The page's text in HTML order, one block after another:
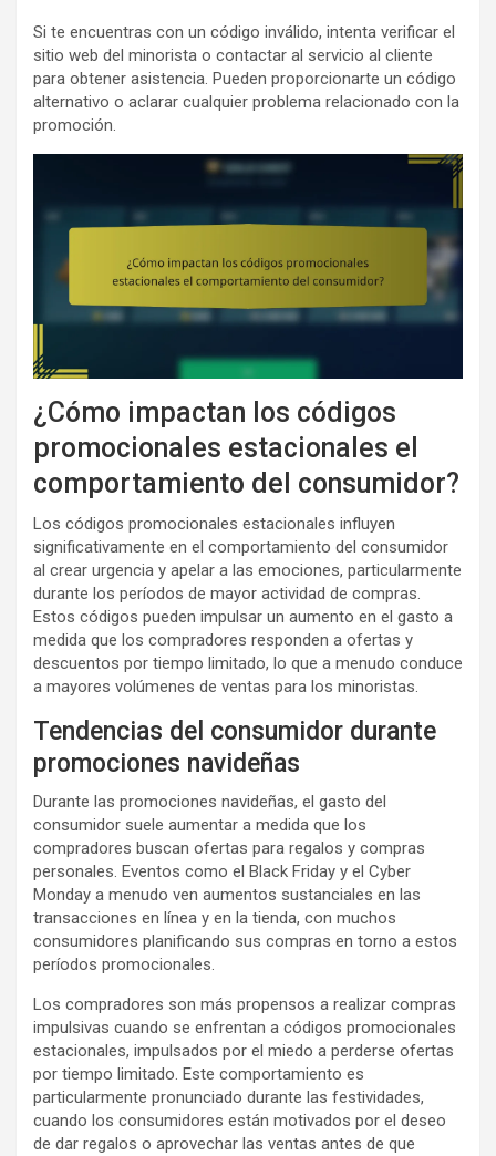
Si te encuentras con un código inválido, intenta verificar el
sitio web del minorista o contactar al servicio al cliente
para obtener asistencia. Pueden proporcionarte un código
alternativo o aclarar cualquier problema relacionado con la
promoción.
¿Cómo impactan los códigos
promocionales estacionales el
comportamiento del consumidor?
Los códigos promocionales estacionales influyen
significativamente en el comportamiento del consumidor
al crear urgencia y apelar a las emociones, particularmente
durante los períodos de mayor actividad de compras.
Estos códigos pueden impulsar un aumento en el gasto a
medida que los compradores responden a ofertas y
descuentos por tiempo limitado, lo que a menudo conduce
a mayores volúmenes de ventas para los minoristas.
Tendencias del consumidor durante
promociones navideñas
Durante las promociones navideñas, el gasto del
consumidor suele aumentar a medida que los
compradores buscan ofertas para regalos y compras
personales. Eventos como el Black Friday y el Cyber
Monday a menudo ven aumentos sustanciales en las
transacciones en línea y en la tienda, con muchos
consumidores planificando sus compras en torno a estos
períodos promocionales.
Los compradores son más propensos a realizar compras
impulsivas cuando se enfrentan a códigos promocionales
estacionales, impulsados por el miedo a perderse ofertas
por tiempo limitado. Este comportamiento es
particularmente pronunciado durante las festividades,
cuando los consumidores están motivados por el deseo
de dar regalos o aprovechar las ventas antes de que